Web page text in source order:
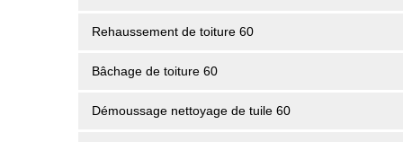
Rehaussement de toiture 60
Bâchage de toiture 60
Démoussage nettoyage de tuile 60